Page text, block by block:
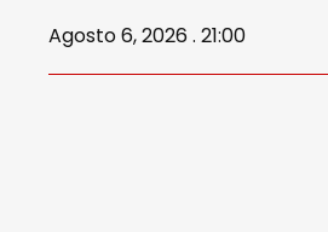
Agosto 6, 2026 . 21:00